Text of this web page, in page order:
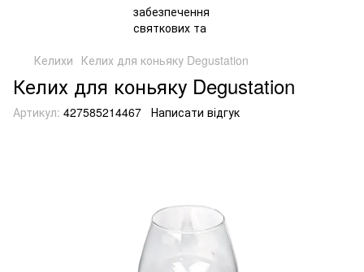
Келихи Келих для коньяку Degustation
Келих для коньяку Degustation
Артикул: 427585214467 Написати відгук